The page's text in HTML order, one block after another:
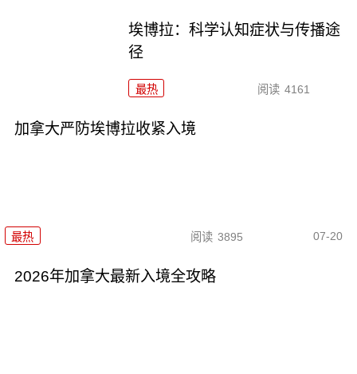
埃博拉：科学认知症状与传播途
径
最热 阅读 4161
加拿大严防埃博拉收紧入境
最热 阅读 3895 07-20
2026年加拿大最新入境全攻略